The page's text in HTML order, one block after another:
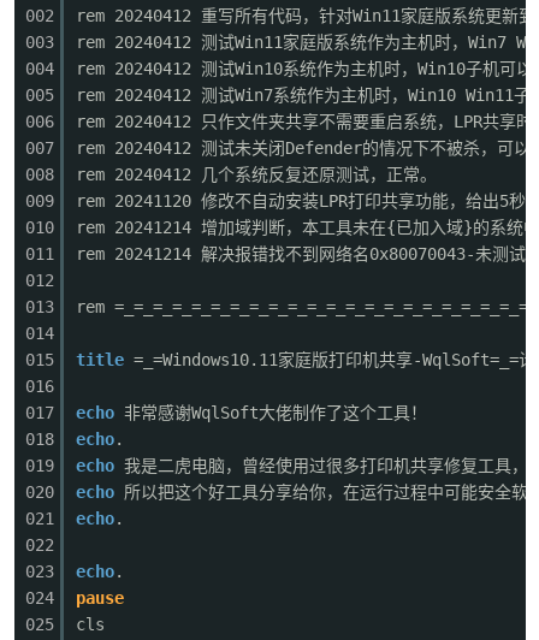
002
003
004
005
006
007
008
009
010
011
012
013
014
015
016
017
018
019
020
021
022
023
024
025
rem 20240412 重写所有代码，针对Win11家庭版系统更新
rem 20240412 测试Win11家庭版系统作为主机时，Win7
rem 20240412 测试Win10系统作为主机时，Win10子机可以
rem 20240412 测试Win7系统作为主机时，Win10 Win11子
rem 20240412 只作文件夹共享不需要重启系统，LPR共享时
rem 20240412 测试未关闭Defender的情况下不被杀，可以
rem 20240412 几个系统反复还原测试，正常。
rem 20241120 修改不自动安装LPR打印共享功能，给出5秒
rem 20241214 增加域判断，本工具未在{已加入域}的系统
rem 20241214 解决报错找不到网络名0x80070043-未测试
rem
title =_=Windows10.11家庭版打印机共享-WqlSoft=_=计
echo 非常感谢WqlSoft大佬制作了这个工具！
echo.
echo 我是二虎电脑，曾经使用过很多打印机共享修复工具
echo 所以把这个好工具分享给你，在运行过程中可能安全
echo.
echo.
pause
cls